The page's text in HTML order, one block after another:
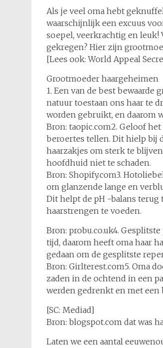
Als je veel oma hebt
waarschijnlijk een excuus
soepel, veerkrachtig en leuk!
gekregen? Hier zijn
[Lees ook: World Appeal
Grootmoeder haargeheimen
1. Een van de best
natuur toestaan ons haar te
worden gebruikt, en daarom
Bron: taopic.com2. Geloof
beroertes tellen. Dit hielp bij
haarzakjes om sterk te
hoofdhuid niet te schaden.
Bron: Shopify.com3.
om glanzende lange en
Dit helpt de pH -balans terug
haarstrengen te voeden.
Bron: probu.co.uk4.
tijd, daarom heeft oma haar
gedaan om de gesplitste
Bron: Girlterest.com5. Oma
zaden in de ochtend in een
werden gedrenkt en met een
[SC: Mediad]
Bron: blogspot.com dat was
Laten we een aantal